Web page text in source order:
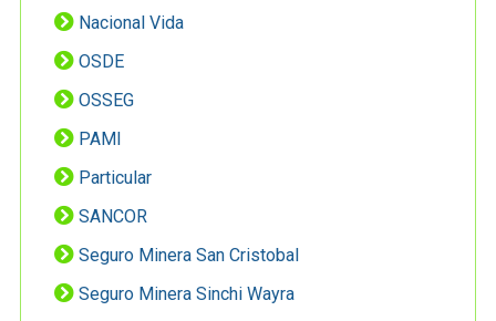
Nacional Vida
OSDE
OSSEG
PAMI
Particular
SANCOR
Seguro Minera San Cristobal
Seguro Minera Sinchi Wayra